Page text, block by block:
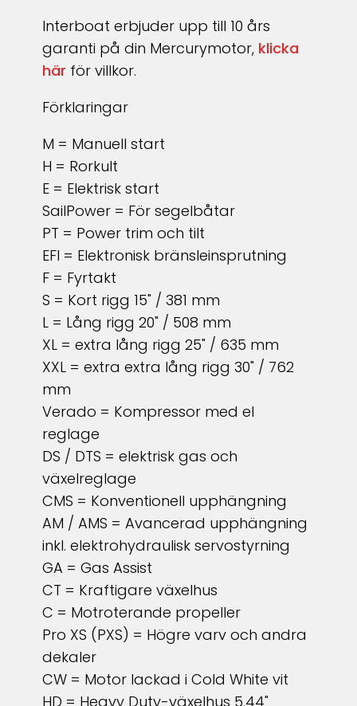
Interboat erbjuder upp till 10 års
garanti på din Mercurymotor, klicka
här för villkor.
Förklaringar
M = Manuell start
H = Rorkult
E = Elektrisk start
SailPower = För segelbåtar
PT = Power trim och tilt
EFI = Elektronisk bränsleinsprutning
F = Fyrtakt
S = Kort rigg 15" / 381 mm
L = Lång rigg 20" / 508 mm
XL = extra lång rigg 25" / 635 mm
XXL = extra extra lång rigg 30" / 762
mm
Verado = Kompressor med el
reglage
DS / DTS = elektrisk gas och
växelreglage
CMS = Konventionell upphängning
AM / AMS = Avancerad upphängning
inkl. elektrohydraulisk servostyrning
GA = Gas Assist
CT = Kraftigare växelhus
C = Motroterande propeller
Pro XS (PXS) = Högre varv och andra
dekaler
CW = Motor lackad i Cold White vit
HD = Heavy Duty-växelhus 5,44"